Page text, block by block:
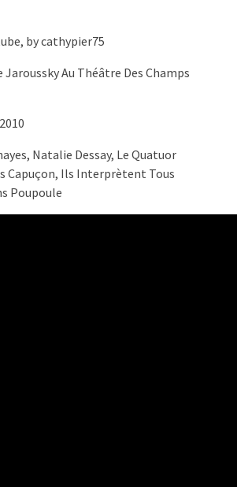
by cathypier75
Au Théâtre Des Champs
Natalie Dessay, Le Quatuor
Capuçon, Ils Interprètent Tous
Poupoule